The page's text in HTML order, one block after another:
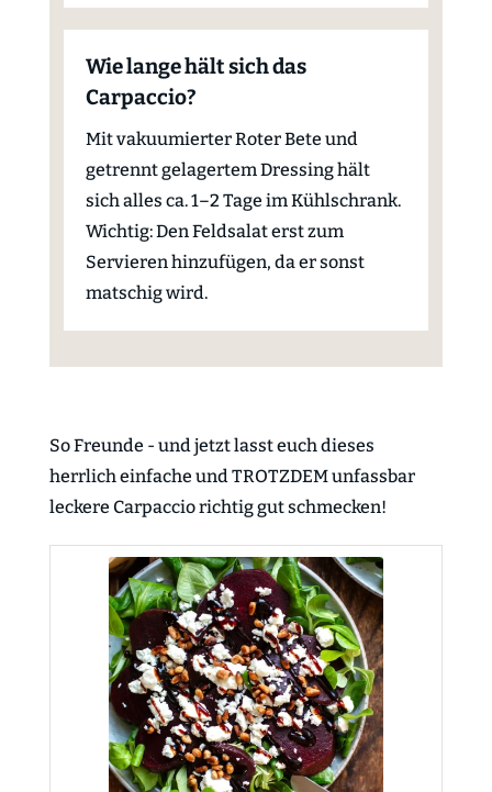
Wie lange hält sich das
Carpaccio?
Mit vakuumierter Roter Bete und
getrennt gelagertem Dressing hält
sich alles ca. 1–2 Tage im Kühlschrank.
Wichtig: Den Feldsalat erst zum
Servieren hinzufügen, da er sonst
matschig wird.
So Freunde - und jetzt lasst euch dieses
herrlich einfache und TROTZDEM unfassbar
leckere Carpaccio richtig gut schmecken!